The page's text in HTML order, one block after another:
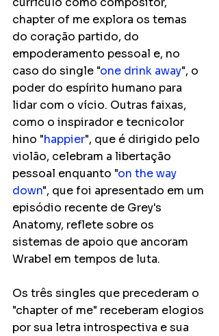
chapter of me explora os temas
do coração partido, do
empoderamento pessoal e, no
caso do single "one drink away", o
poder do espírito humano para
lidar com o vício. Outras faixas,
como o inspirador e tecnicolor
hino "happier", que é dirigido pelo
violão, celebram a libertação
pessoal enquanto "on the way
down", que foi apresentado em um
episódio recente de Grey's
Anatomy, reflete sobre os
sistemas de apoio que ancoram
Wrabel em tempos de luta.
Os três singles que precederam o
"chapter of me" receberam elogios
por sua letra introspectiva e sua